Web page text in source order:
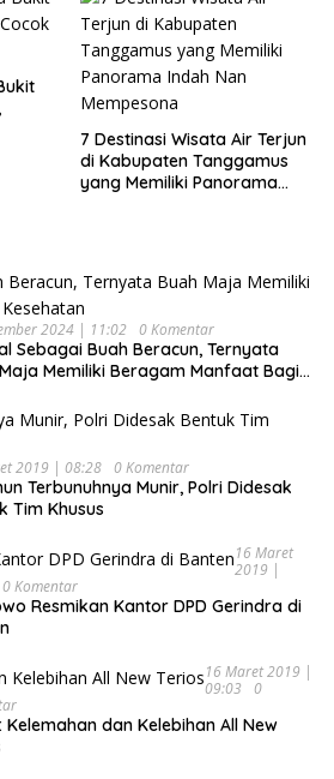
7 Destinasi Wisata Air Terjun
di Kabupaten Tanggamus
yang Memiliki Panorama
2024 | 11:02 0 Komentar
Sebagai Buah Beracun, Ternyata
Memiliki Beragam Manfaat Bagi
2019 | 08:28 0 Komentar
Terbunuhnya Munir, Polri Didesak
Tim Khusus
16 Maret
2019 |
0 Komentar
Resmikan Kantor DPD Gerindra di
16 Maret 2019 |
09:03
0
Kelemahan dan Kelebihan All New